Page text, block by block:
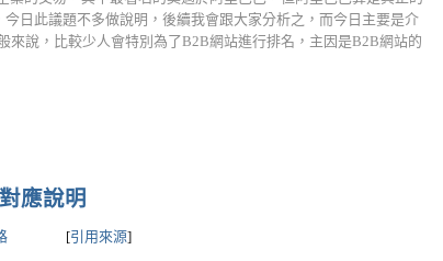
日此議題不多做說明，後續我會跟大家分析之，而今日主要是介
來說，比較少人會特別為了B2B網站進行排名，主因是B2B網站的
應說明
[引用來源]